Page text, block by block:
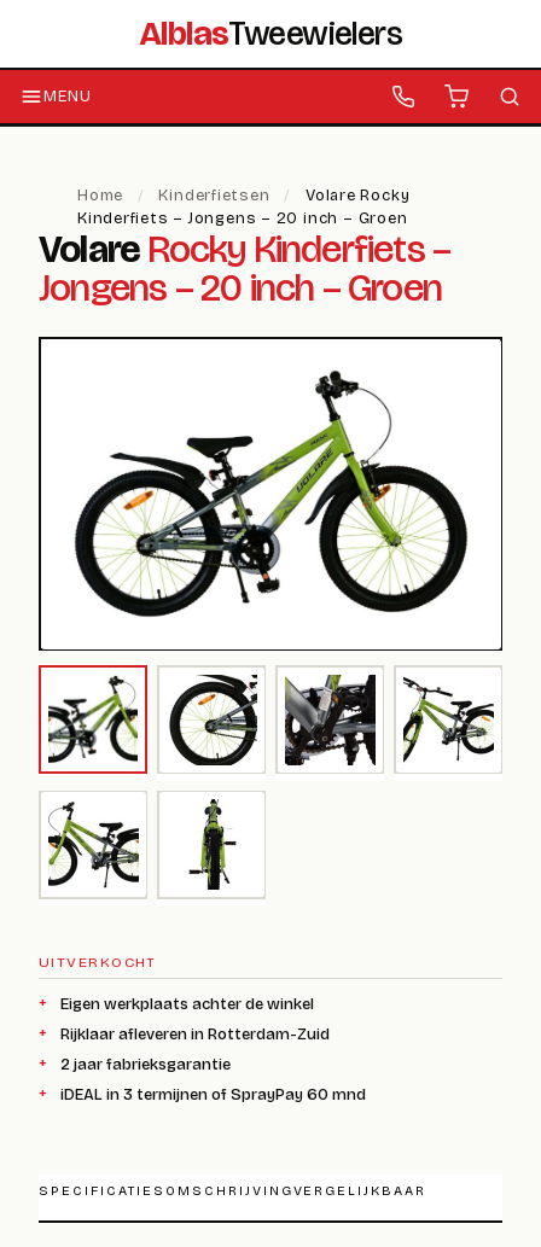
AlblasTweewielers
MENU
Home / Kinderfietsen /
Volare Rocky
Kinderfiets – Jongens – 20 inch – Groen
Volare Rocky Kinderfiets –
Jongens – 20 inch – Groen
UITVERKOCHT
Eigen werkplaats achter de winkel
Rijklaar afleveren in Rotterdam-Zuid
2 jaar fabrieksgarantie
iDEAL in 3 termijnen of SprayPay 60 mnd
SPECIFICATIES OMSCHRIJVINGVERGELIJKBAAR